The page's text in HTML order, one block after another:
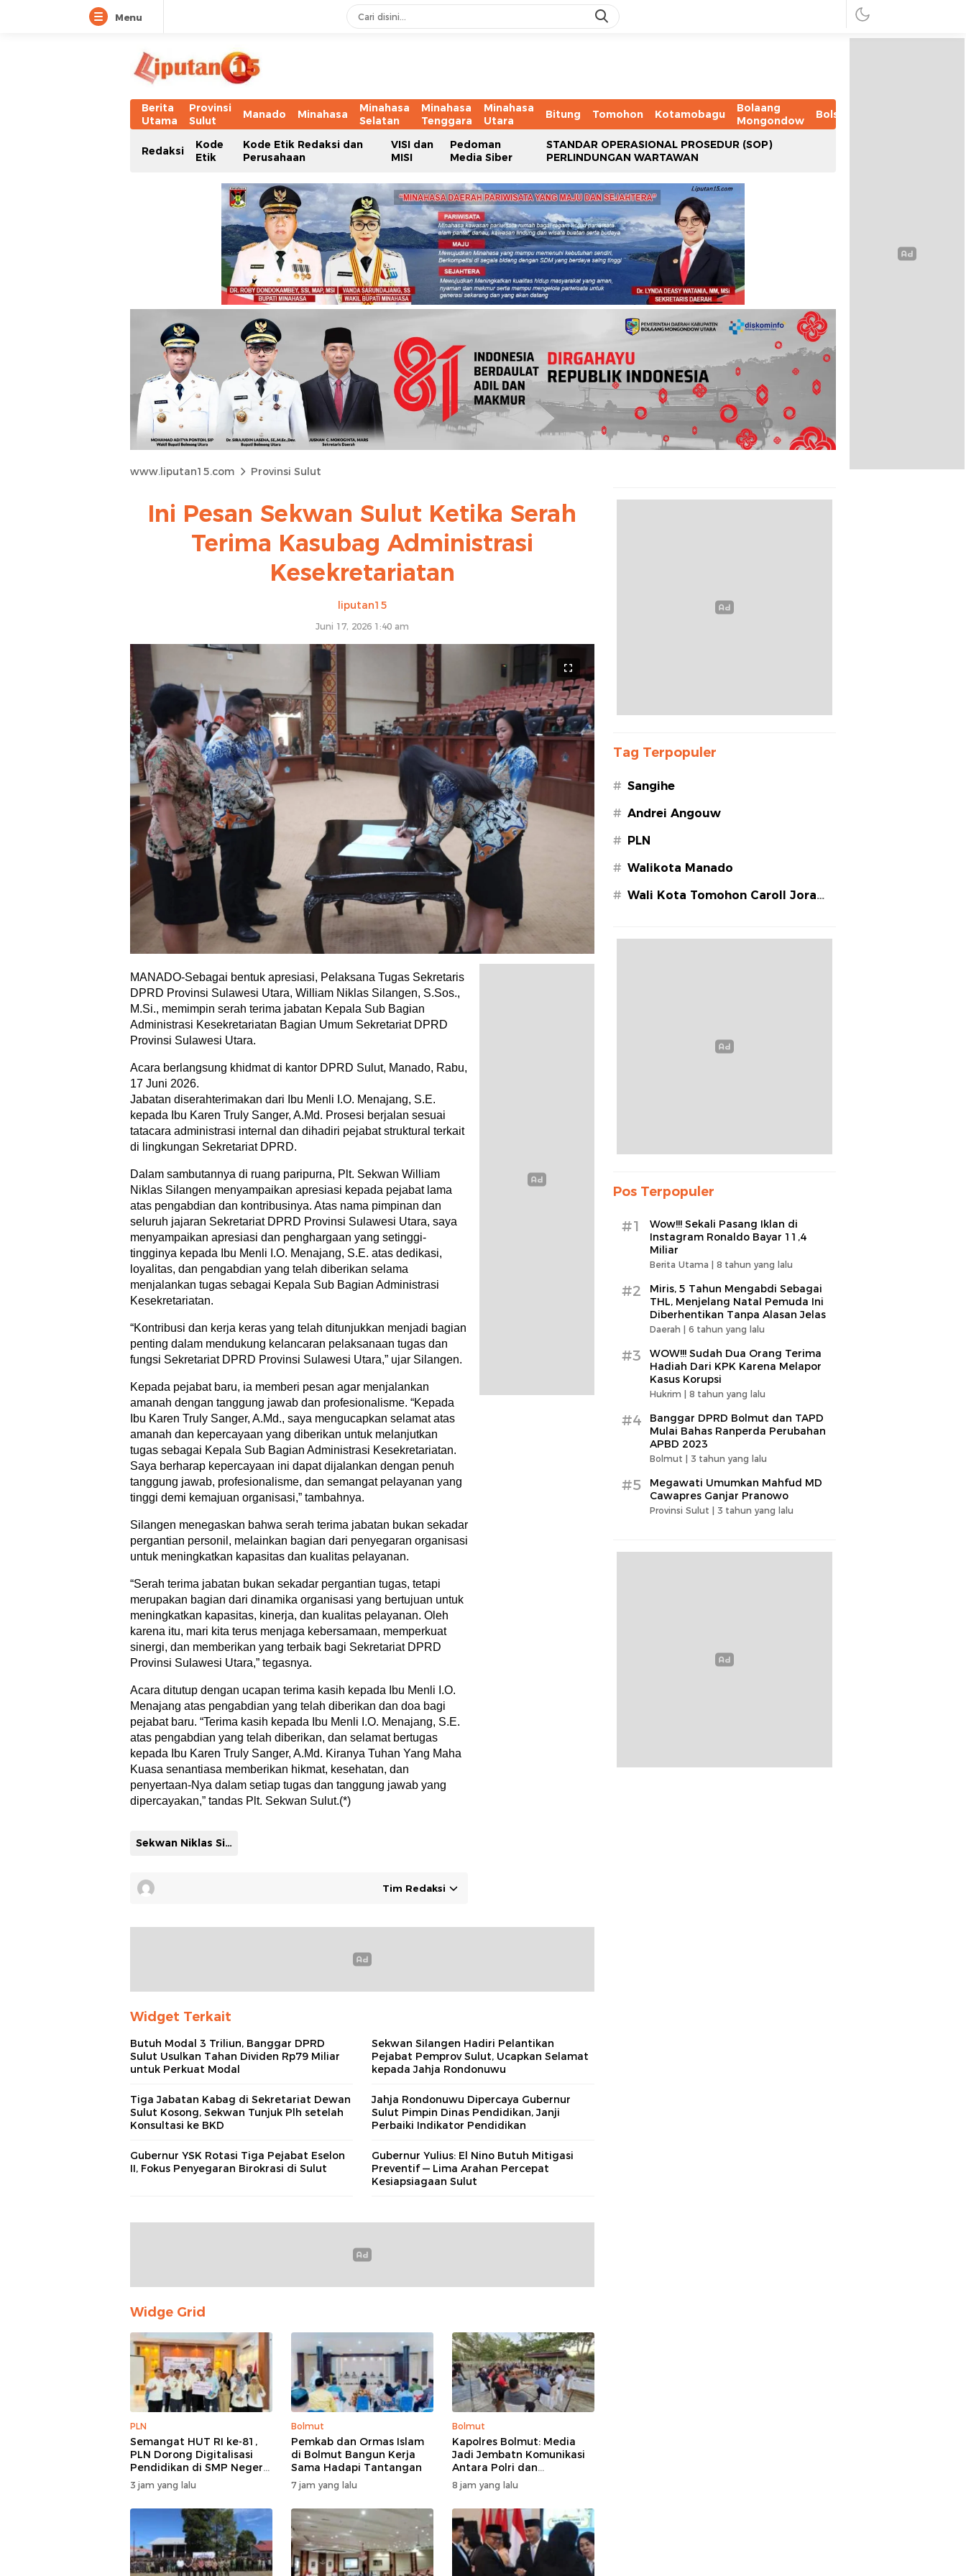
Menu
Berita
Utama
Provinsi
Sulut
Manado Minahasa
Minahasa
Selatan
Minahasa
Tenggara
Minahasa
Utara
Bitung Tomohon Kotamobagu
Bolaang
Mongondow
Bolsel
Redaksi
Kode
Etik
Kode Etik Redaksi dan
Perusahaan
VISI dan
MISI
Pedoman
Media Siber
STANDAR OPERASIONAL PROSEDUR (SOP)
PERLINDUNGAN WARTAWAN
www.liputan15.com Provinsi Sulut
Ini Pesan Sekwan Sulut Ketika Serah
Terima Kasubag Administrasi
Kesekretariatan
liputan15
Juni 17, 2026 1:40 am
MANADO-Sebagai bentuk apresiasi, Pelaksana Tugas Sekretaris
DPRD Provinsi Sulawesi Utara, William Niklas Silangen, S.Sos.,
M.Si., memimpin serah terima jabatan Kepala Sub Bagian
Administrasi Kesekretariatan Bagian Umum Sekretariat DPRD
Provinsi Sulawesi Utara.
Acara berlangsung khidmat di kantor DPRD Sulut, Manado, Rabu,
17 Juni 2026.
Jabatan diserahterimakan dari Ibu Menli I.O. Menajang, S.E.
kepada Ibu Karen Truly Sanger, A.Md. Prosesi berjalan sesuai
tatacara administrasi internal dan dihadiri pejabat struktural terkait
di lingkungan Sekretariat DPRD.
Dalam sambutannya di ruang paripurna, Plt. Sekwan William
Niklas Silangen menyampaikan apresiasi kepada pejabat lama
atas pengabdian dan kontribusinya. Atas nama pimpinan dan
seluruh jajaran Sekretariat DPRD Provinsi Sulawesi Utara, saya
menyampaikan apresiasi dan penghargaan yang setinggi-
tingginya kepada Ibu Menli I.O. Menajang, S.E. atas dedikasi,
loyalitas, dan pengabdian yang telah diberikan selama
menjalankan tugas sebagai Kepala Sub Bagian Administrasi
Kesekretariatan.
“Kontribusi dan kerja keras yang telah ditunjukkan menjadi bagian
penting dalam mendukung kelancaran pelaksanaan tugas dan
fungsi Sekretariat DPRD Provinsi Sulawesi Utara,” ujar Silangen.
Kepada pejabat baru, ia memberi pesan agar menjalankan
amanah dengan tanggung jawab dan profesionalisme. “Kepada
Ibu Karen Truly Sanger, A.Md., saya mengucapkan selamat atas
amanah dan kepercayaan yang diberikan untuk melanjutkan
tugas sebagai Kepala Sub Bagian Administrasi Kesekretariatan.
Saya berharap kepercayaan ini dapat dijalankan dengan penuh
tanggung jawab, profesionalisme, dan semangat pelayanan yang
tinggi demi kemajuan organisasi,” tambahnya.
Silangen menegaskan bahwa serah terima jabatan bukan sekadar
pergantian personil, melainkan bagian dari penyegaran organisasi
untuk meningkatkan kapasitas dan kualitas pelayanan.
“Serah terima jabatan bukan sekadar pergantian tugas, tetapi
merupakan bagian dari dinamika organisasi yang bertujuan untuk
meningkatkan kapasitas, kinerja, dan kualitas pelayanan. Oleh
karena itu, mari kita terus menjaga kebersamaan, memperkuat
sinergi, dan memberikan yang terbaik bagi Sekretariat DPRD
Provinsi Sulawesi Utara,” tegasnya.
Acara ditutup dengan ucapan terima kasih kepada Ibu Menli I.O.
Menajang atas pengabdian yang telah diberikan dan doa bagi
pejabat baru. “Terima kasih kepada Ibu Menli I.O. Menajang, S.E.
atas pengabdian yang telah diberikan, dan selamat bertugas
kepada Ibu Karen Truly Sanger, A.Md. Kiranya Tuhan Yang Maha
Kuasa senantiasa memberikan hikmat, kesehatan, dan
penyertaan-Nya dalam setiap tugas dan tanggung jawab yang
dipercayakan,” tandas Plt. Sekwan Sulut.(*)
Sekwan Niklas Silangen
Tim Redaksi
Widget Terkait
Butuh Modal 3 Triliun, Banggar DPRD
Sulut Usulkan Tahan Dividen Rp79 Miliar
untuk Perkuat Modal
Sekwan Silangen Hadiri Pelantikan
Pejabat Pemprov Sulut, Ucapkan Selamat
kepada Jahja Rondonuwu
Tiga Jabatan Kabag di Sekretariat Dewan
Sulut Kosong, Sekwan Tunjuk Plh setelah
Konsultasi ke BKD
Jahja Rondonuwu Dipercaya Gubernur
Sulut Pimpin Dinas Pendidikan, Janji
Perbaiki Indikator Pendidikan
Gubernur YSK Rotasi Tiga Pejabat Eselon
II, Fokus Penyegaran Birokrasi di Sulut
Gubernur Yulius: El Nino Butuh Mitigasi
Preventif — Lima Arahan Percepat
Kesiapsiagaan Sulut
Widge Grid
PLN
Semangat HUT RI ke-81,
PLN Dorong Digitalisasi
Pendidikan di SMP Negeri
1 Palu Lewat Program
TJSL
3 jam yang lalu
Bolmut
Pemkab dan Ormas Islam
di Bolmut Bangun Kerja
Sama Hadapi Tantangan
7 jam yang lalu
Bolmut
Kapolres Bolmut: Media
Jadi Jembatn Komunikasi
Antara Polri dan
Masyarakat
8 jam yang lalu
Tag Terpopuler
# Sangihe
# Andrei Angouw
# PLN
# Walikota Manado
# Wali Kota Tomohon Caroll Joram
Pos Terpopuler
#1
Wow!!! Sekali Pasang Iklan di
Instagram Ronaldo Bayar 11,4
Miliar
Berita Utama | 8 tahun yang lalu
#2
Miris, 5 Tahun Mengabdi Sebagai
THL, Menjelang Natal Pemuda Ini
Diberhentikan Tanpa Alasan Jelas
Daerah | 6 tahun yang lalu
#3
WOW!!! Sudah Dua Orang Terima
Hadiah Dari KPK Karena Melapor
Kasus Korupsi
Hukrim | 8 tahun yang lalu
#4
Banggar DPRD Bolmut dan TAPD
Mulai Bahas Ranperda Perubahan
APBD 2023
Bolmut | 3 tahun yang lalu
#5
Megawati Umumkan Mahfud MD
Cawapres Ganjar Pranowo
Provinsi Sulut | 3 tahun yang lalu